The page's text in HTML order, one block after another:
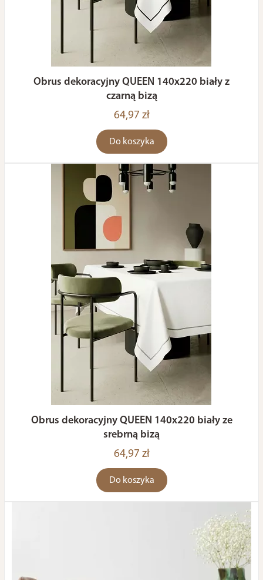
Obrus dekoracyjny QUEEN 140x220 biały z
czarną bizą
64,97 zł
Do koszyka
Obrus dekoracyjny QUEEN 140x220 biały ze
srebrną bizą
64,97 zł
Do koszyka